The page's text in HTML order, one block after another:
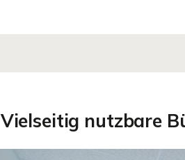
Vielseitig nutzbare